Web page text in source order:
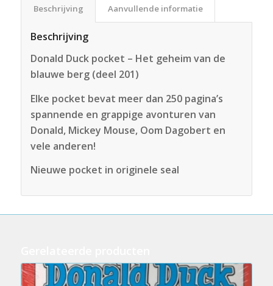
Beschrijving Aanvullende informatie
Beschrijving
Donald Duck pocket – Het geheim van de
blauwe berg (deel 201)
Elke pocket bevat meer dan 250 pagina’s
spannende en grappige avonturen van
Donald, Mickey Mouse, Oom Dagobert en
vele anderen!
Nieuwe pocket in originele seal